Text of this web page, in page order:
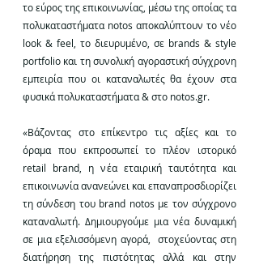
το εύρος της επικοινωνίας, μέσω της οποίας τα
πολυκαταστήματα notos αποκαλύπτουν το νέο
look & feel, το διευρυμένο, σε brands & style
portfolio και τη συνολική αγοραστική σύγχρονη
εμπειρία που οι καταναλωτές θα έχουν στα
φυσικά πολυκαταστήματα & στο notos.gr.
«Βάζοντας στο επίκεντρο τις αξίες και το
όραμα που εκπροσωπεί το πλέον ιστορικό
retail brand, η νέα εταιρική ταυτότητα και
επικοινωνία ανανεώνει και επαναπροσδιορίζει
τη σύνδεση του brand notos με τον σύγχρονο
καταναλωτή. Δημιουργούμε μια νέα δυναμική
σε μια εξελισσόμενη αγορά,  στοχεύοντας στη
διατήρηση της πιστότητας αλλά και στην